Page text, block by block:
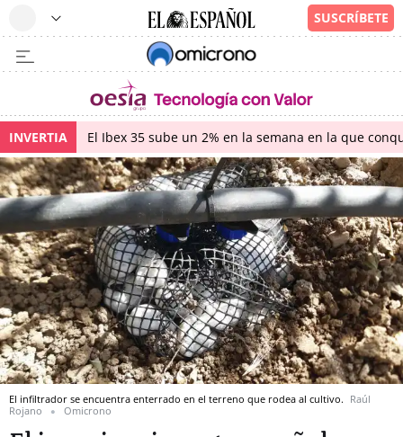
INVERTIA El Ibex 35 sube un 2% en la semana en la que
El infiltrador se encuentra enterrado en el terreno que rodea al cultivo. Raúl
Rojano
Omicrono